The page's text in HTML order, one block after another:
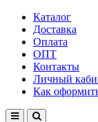
Каталог
Доставка
Оплата
ОПТ
Контакты
Личный
Как